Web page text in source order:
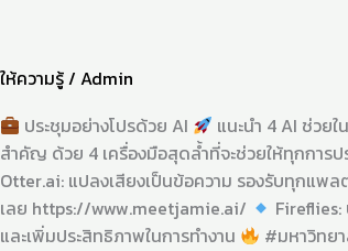
ให้ความรู้/ Admin
ประชุมอย่างโปรด้วย AI
แนะนำ 4 AI ช่วย
สำคัญ ด้วย 4 เครื่องมือสุดล้ำที่จะช่วยให้ทุกการป
Otter.ai: แปลงเสียงเป็นข้อความ รองรับทุกแพ
เลย https://www.meetjamie.ai/
และเพิ่มประสิทธิภาพในการทำงาน
#มหาวิทย